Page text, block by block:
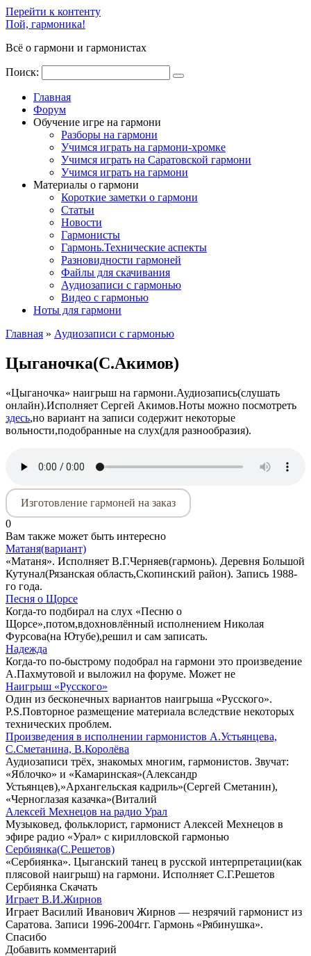
Перейти к контенту
Пой, гармоника!
Всё о гармони и гармонистах
Поиск:
Главная
Форум
Обучение игре на гармони
Разборы на гармони
Учимся играть на гармони-хромке
Учимся играть на Саратовской гармони
Учимся играть на гармони
Материалы о гармони
Короткие заметки о гармони
Cтатьи
Новости
Гармонисты
Гармонь.Технические аспекты
Разновидности гармоней
Файлы для скачивания
Аудиозаписи с гармонью
Видео с гармонью
Ноты для гармони
Главная » Аудиозаписи с гармонью
Цыганочка(С.Акимов)
«Цыганочка» наигрыш на гармони.Аудиозапись(слушать
онлайн).Исполняет Сергей Акимов.Ноты можно посмотреть
здесь,но вариант на записи содержит некоторые
вольности,подобранные на слух(для разнообразия).
Изготовление гармоней на заказ
0
Вам также может быть интересно
Матаня(вариант)
«Матаня». Исполняет В.Г.Черняев(гармонь). Деревня Большой
Кутунал(Рязанская область,Скопинский район). Запись 1988-
го года.
Песня о Щорсе
Когда-то подбирал на слух «Песню о
Щорсе»,потом,вдохновлённый исполнением Николая
Фурсова(на Ютубе),решил и сам записать.
Надежда
Когда-то по-быстрому подобрал на гармони это произведение
А.Пахмутовой и выложил на форуме. Может не
Наигрыш «Русского»
Один из бесконечных вариантов наигрыша «Русского».
P.S.Повторное размещение материала вследствие некоторых
технических проблем.
Произведения в исполнении гармонистов А.Устьянцева,
С.Сметанина, В.Королёва
Аудиозаписи трёх, знакомых многим, гармонистов. Звучат:
«Яблочко» и «Камаринская»(Александр
Устьянцев),»Архангельская кадриль»(Сергей Сметанин),
«Черноглазая казачка»(Виталий
Алексей Мехнецов на радио Урал
Музыковед, фольклорист, гармонист Алексей Мехнецов в
эфире радио «Урал» с кирилловской гармонью
Сербиянка(С.Решетов)
«Сербиянка». Цыганский танец в русской интерпретации(как
плясовой наигрыш) на гармони. Исполняет С.Г.Решетов
Сербиянка Скачать
Играет В.И.Жирнов
Играет Василий Иванович Жирнов — незрячий гармонист из
Саратова. Записи 1996-2004гг. Гармонь «Рябинушка».
Спасибо
Добавить комментарий